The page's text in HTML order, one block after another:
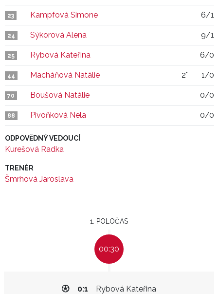
23 Kampfová Simone 6/1
24 Sýkorová Alena 9/1
25 Rybová Kateřina 6/0
44 Macháňová Natálie 2" 1/0
70 Boušová Natálie 0/0
88 Pivoňková Nela 0/0
ODPOVĚDNÝ VEDOUCÍ
Kurešová Radka
TRENÉR
Šmrhová Jaroslava
1. POLOČAS
00:30
Rybová Kateřina
0:1